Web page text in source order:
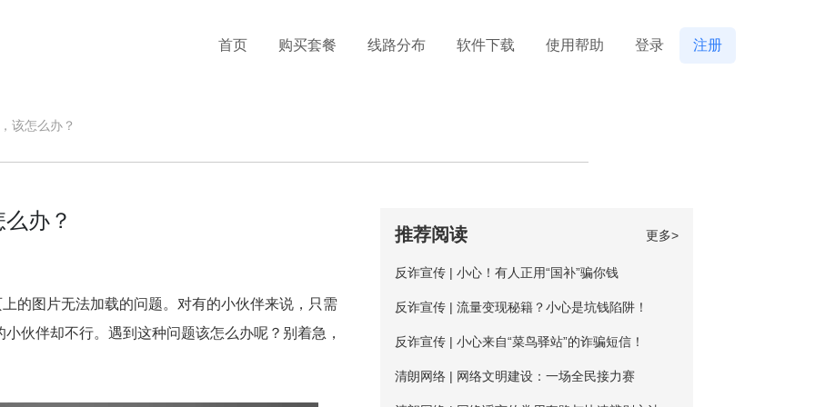
首页 购买套餐 线路分布 软件下载 使用帮助 登录 注册
该怎么办？
办？
的图片无法加载的问题。对有的小伙伴来说，只需
伙伴却不行。遇到这种问题该怎么办呢？别着急，
推荐阅读 更多>
反诈宣传 | 小心！有人正用“国补”骗你钱
反诈宣传 | 流量变现秘籍？小心是坑钱陷阱！
反诈宣传 | 小心来自“菜鸟驿站”的诈骗短信！
清朗网络 | 网络文明建设：一场全民接力赛